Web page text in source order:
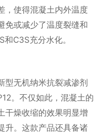
，使得混凝土内外温度
免或减少了温度裂缝和
C3S充分水化。
型无机纳米抗裂减渗剂
。不仅如此，混凝土的
干燥收缩的效果明显增
升。这款产品还具备诸